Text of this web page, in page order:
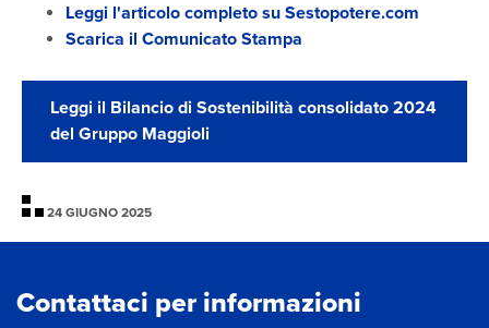
Leggi l'articolo completo su Sestopotere.com
​Scarica il Comunicato Stampa
Leggi il Bilancio di Sostenibilità consolidato 2024
del Gruppo Maggioli
24 GIUGNO 2025
Contattaci per informazioni